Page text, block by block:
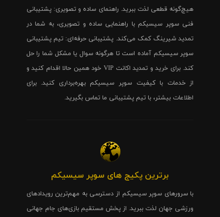
هیچ‌گونه قطعی لذت ببرید. راهنمای ساده و تصویری: پشتیبانی
فنی سوپر سیسیکم با راهنمایی ساده و تصویری، به شما در
تمدید شیرینگ کمک می‌کند. پشتیبانی حرفه‌ای: تیم پشتیبانی
سوپر سیسیکم آماده است تا هرگونه سوال یا مشکل شما را حل
کند. برای خرید و تمدید اکانت VIP خود همین حالا اقدام کنید و
از خدمات با کیفیت سوپر سیسیکم بهره‌برداری کنید. برای
اطلاعات بیشتر، با تیم پشتیبانی ما تماس بگیرید.
برترین پکیج های سوپر سیسیکم
با سرورهای سوپر سیسیکم از دسترسی به مهم‌ترین رویدادهای
ورزشی جهان لذت ببرید. از پخش مستقیم بازی‌های جام جهانی